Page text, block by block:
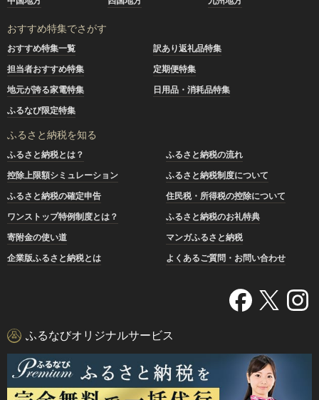
おすすめ特集でさがす
おすすめ特集一覧
訳あり返礼品特集
担当者おすすめ特集
定期便特集
地元が誇る家電特集
日用品・消耗品特集
ふるなび限定特集
ふるさと納税を知る
ふるさと納税とは？
ふるさと納税の流れ
控除上限額シミュレーション
ふるさと納税制度について
ふるさと納税の確定申告
住民税・所得税の控除について
ワンストップ特例制度とは？
ふるさと納税のお礼特典
寄附金の使い道
マンガふるさと納税
企業版ふるさと納税とは
よくあるご質問・お問い合わせ
ふるなびオリジナルサービス